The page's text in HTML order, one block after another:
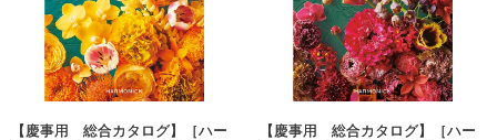
【慶事用 総合カタログ】［ハー
【慶事用 総合カタログ】［ハー